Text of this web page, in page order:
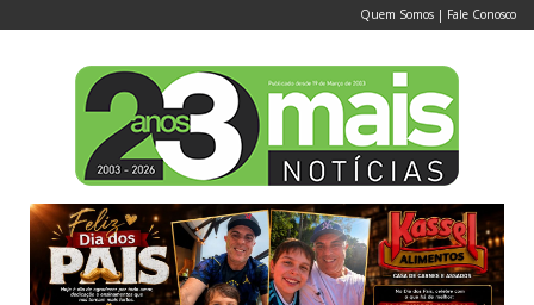
Quem Somos | Fale Conosco